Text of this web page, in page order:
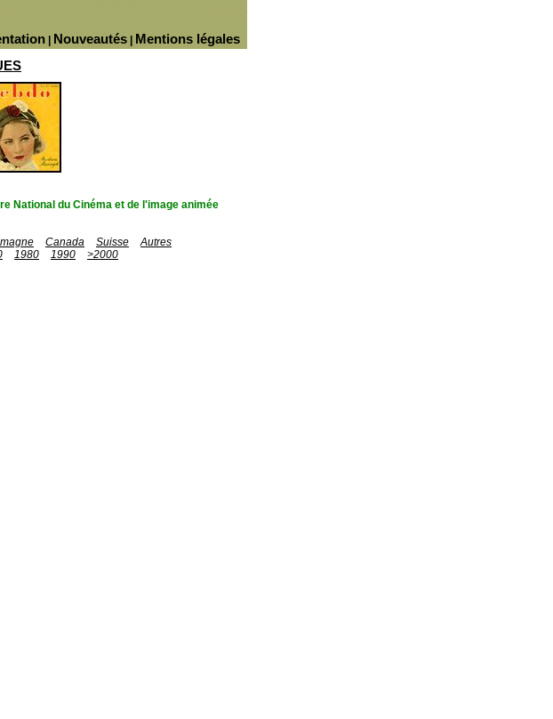
Mentions légales
Nouveautés
National du Cinéma et de l'image animée
Canada Suisse
Autres
1980 1990
>2000